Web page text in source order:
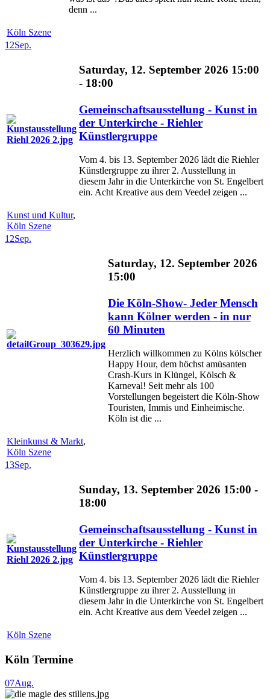
denn ...
Köln Szene
12Sep.
Saturday, 12. September 2026 15:00
- 18:00
Gemeinschaftsausstellung - Kunst in
der Unterkirche - Riehler
Künstlergruppe
Vom 4. bis 13. September 2026 lädt die Riehler
Künstlergruppe zu ihrer 2. Ausstellung in
diesem Jahr in die Unterkirche von St. Engelbert
ein. Acht Kreative aus dem Veedel zeigen ...
Kunst und Kultur,
Köln Szene
12Sep.
Saturday, 12. September 2026
15:00
Die Köln-Show- Jeder Mensch
kann Kölner werden - in nur
60 Minuten
Herzlich willkommen zu Kölns kölscher
Happy Hour, dem höchst amüsanten
Crash-Kurs in Klüngel, Kölsch &
Karneval! Seit mehr als 100
Vorstellungen begeistert die Köln-Show
Touristen, Immis und Einheimische.
Köln ist die ...
Kleinkunst & Markt,
Köln Szene
13Sep.
Sunday, 13. September 2026 15:00 -
18:00
Gemeinschaftsausstellung - Kunst in
der Unterkirche - Riehler
Künstlergruppe
Vom 4. bis 13. September 2026 lädt die Riehler
Künstlergruppe zu ihrer 2. Ausstellung in
diesem Jahr in die Unterkirche von St. Engelbert
ein. Acht Kreative aus dem Veedel zeigen ...
Köln Szene
Köln Termine
07Aug.